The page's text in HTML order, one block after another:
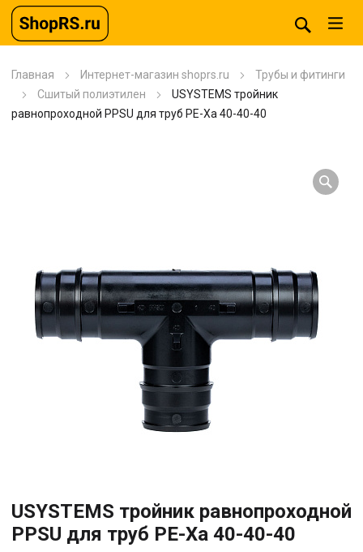
Главная Интернет-магазин shoprs.ru
Трубы и фитинги
Сшитый полиэтилен
USYSTEMS тройник
равнопроходной PPSU для труб PE-Xa 40-40-40
USYSTEMS тройник равнопроходной
PPSU для труб PE-Xa 40-40-40